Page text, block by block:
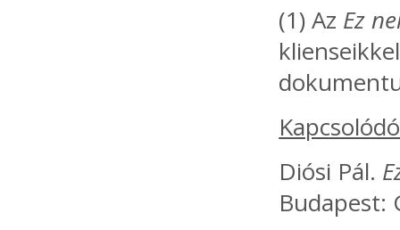
(1) Az Ez
Diósi Pál.
Budapest: